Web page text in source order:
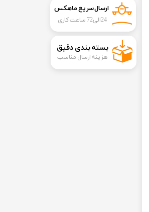
ارسال سریع ماهکس
24الی72 ساعت کاری
​بسته بندی دقیق​​​​​​​
هزینه ارسال مناسب